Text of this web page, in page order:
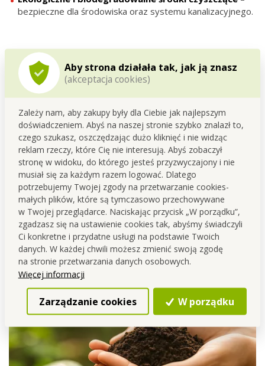
Aby strona działała tak, jak ją znasz
(akceptacja cookies)
Zależy nam, aby zakupy były dla Ciebie jak najlepszym
doświadczeniem. Abyś na naszej stronie szybko znalazł to,
czego szukasz, oszczędzając dużo kliknięć i nie widząc
reklam rzeczy, które Cię nie interesują. Abyś zobaczył
stronę w widoku, do którego jesteś przyzwyczajony i nie
musiał się za każdym razem logować. Dlatego
potrzebujemy Twojej zgody na przetwarzanie cookies-
małych plików, które są tymczasowo przechowywane
w Twojej przeglądarce. Naciskając przycisk „W porządku”,
zgadzasz się na ustawienie cookies tak, abyśmy świadczyli
Ci konkretne i przydatne usługi na podstawie Twoich
danych. W każdej chwili możesz zmienić swoją zgodę
na stronie przetwarzania danych osobowych.
Więcej informacji
Zarządzanie cookies W porządku
bezpieczne dla środowiska oraz systemu kanalizacyjnego.
🌍Ekologiczna skuteczność bez
kompromisów
Usuwa nawet uporczywe zabrudzenia,
pozostawia świeży zapach oraz poczucie
higienicznej czystości. Dodatkowo dzięki
nowemu składowi jestprzyjazny naturze i
bezpieczny dla kanalizacji.
Pojemność opakowania:500 ml.